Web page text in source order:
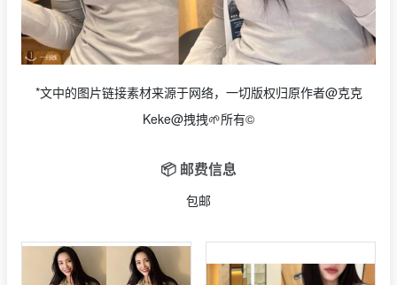
*文中的图片链接素材来源于网络，一切版权归原作者@克克
Keke@拽拽🌱所有©
📦 邮费信息
包邮